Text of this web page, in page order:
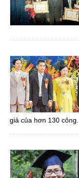
giả của hơn 130 công...